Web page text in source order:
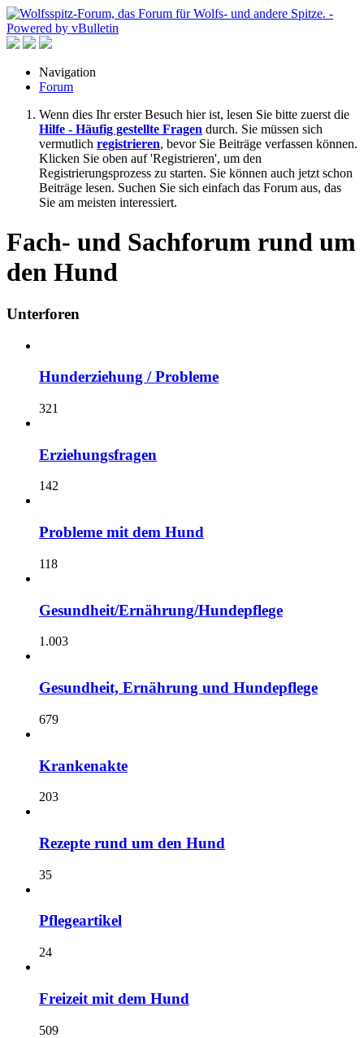
Navigation
Forum
Wenn dies Ihr erster Besuch hier ist, lesen Sie bitte zuerst die
Hilfe - Häufig gestellte Fragen durch. Sie müssen sich
vermutlich registrieren, bevor Sie Beiträge verfassen können.
Klicken Sie oben auf 'Registrieren', um den
Registrierungsprozess zu starten. Sie können auch jetzt schon
Beiträge lesen. Suchen Sie sich einfach das Forum aus, das
Sie am meisten interessiert.
Fach- und Sachforum rund um
den Hund
Unterforen
Hunderziehung / Probleme
321
Erziehungsfragen
142
Probleme mit dem Hund
118
Gesundheit/Ernährung/Hundepflege
1.003
Gesundheit, Ernährung und Hundepflege
679
Krankenakte
203
Rezepte rund um den Hund
35
Pflegeartikel
24
Freizeit mit dem Hund
509